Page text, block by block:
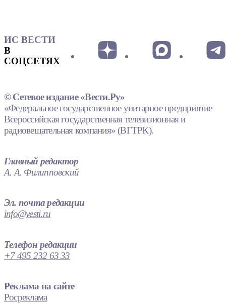
ИС ВЕСТИ
В
СОЦСЕТЯХ
© Сетевое издание «Вести.Ру»
«Федеральное государственное унитарное предприятие
Всероссийская государственная телевизионная и
радиовещательная компания» (ВГТРК).
Главный редактор
А. А. Филипповский
Эл. почта редакции
info@vesti.ru
Телефон редакции
+7 495 232 63 33
Реклама на сайте
Росреклама